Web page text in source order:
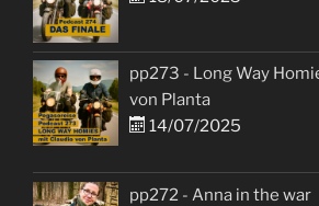
pp273 - Long Way
von Planta
14/07/2025
pp272 - Anna in the war